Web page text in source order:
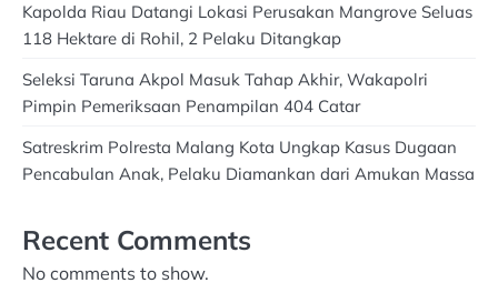
Kapolda Riau Datangi Lokasi Perusakan Mangrove Seluas
118 Hektare di Rohil, 2 Pelaku Ditangkap
Seleksi Taruna Akpol Masuk Tahap Akhir, Wakapolri
Pimpin Pemeriksaan Penampilan 404 Catar
Satreskrim Polresta Malang Kota Ungkap Kasus Dugaan
Pencabulan Anak, Pelaku Diamankan dari Amukan Massa
Recent Comments
No comments to show.